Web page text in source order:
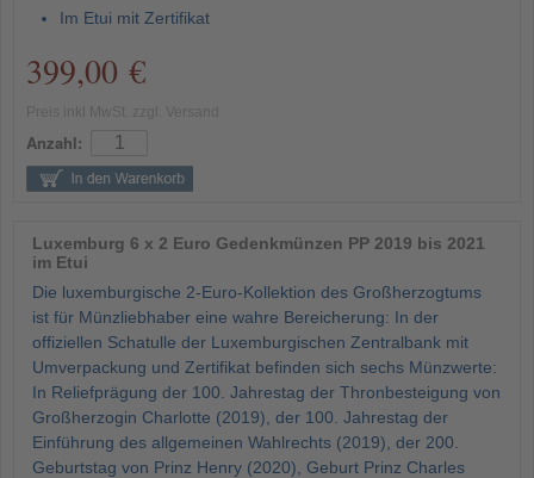
Im Etui mit Zertifikat
399,00 €
Anzahl:
Luxemburg 6 x 2 Euro Gedenkmünzen PP 2019 bis 2021
im Etui
Die luxemburgische 2-Euro-Kollektion des Großherzogtums
ist für Münzliebhaber eine wahre Bereicherung: In der
offiziellen Schatulle der Luxemburgischen Zentralbank mit
Umverpackung und Zertifikat befinden sich sechs Münzwerte:
In Reliefprägung der 100. Jahrestag der Thronbesteigung von
Großherzogin Charlotte (2019), der 100. Jahrestag der
Einführung des allgemeinen Wahlrechts (2019), der 200.
Geburtstag von Prinz Henry (2020), Geburt Prinz Charles